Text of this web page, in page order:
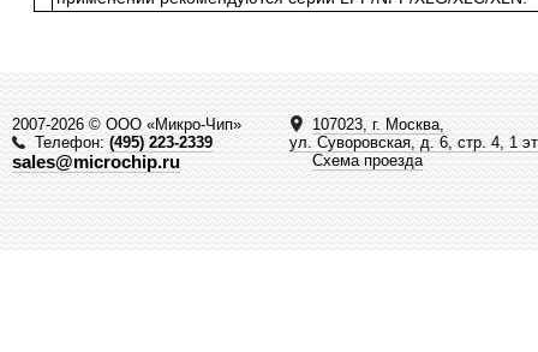
2007-2026 © ООО «Микро-Чип»
Телефон:(495) 223-2339
sales@microchip.ru
107023, г. Москва,
ул. Суворовская, д. 6, стр. 4, 1
Схема проезда